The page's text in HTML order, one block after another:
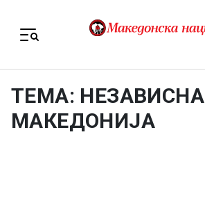
ТЕМА: НЕЗАВИСНА
МАКЕДОНИЈА